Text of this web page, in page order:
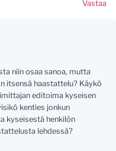
Vastaa
niin osaa sanoa, mutta
itsensä haastattelu? Käykö
editoima kyseisen
kenties jonkun
kyseisestä henkilön
lehdessä?